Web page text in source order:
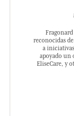
reconocidas
a
apoyado un
EliseCare, y